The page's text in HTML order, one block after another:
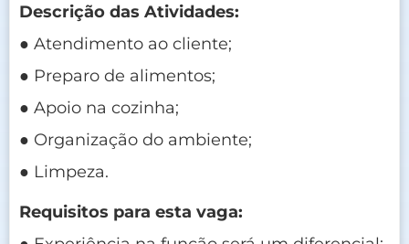
Descrição das Atividades:
● Atendimento ao cliente;
● Preparo de alimentos;
● Apoio na cozinha;
● Organização do ambiente;
● Limpeza.
Requisitos para esta vaga: